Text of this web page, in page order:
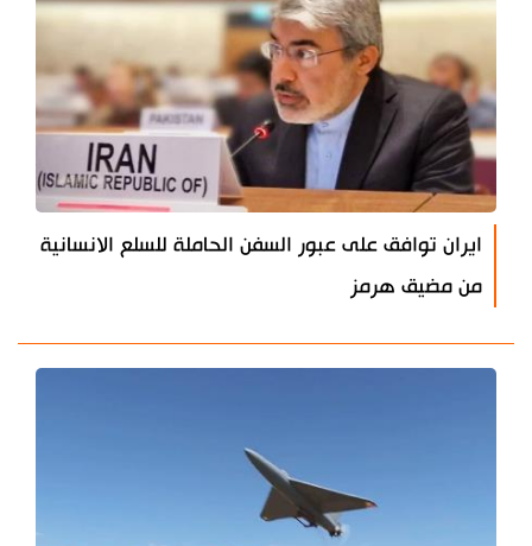
ايران توافق على عبور السفن الحاملة للسلع الانسانية
من مضيق هرمز